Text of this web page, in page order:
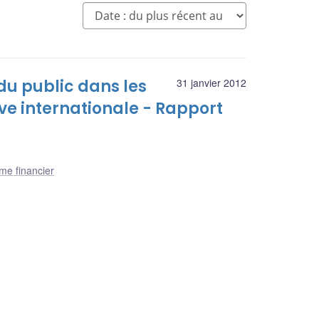
31 janvier 2012
public dans les
internationale - Rapport
financier